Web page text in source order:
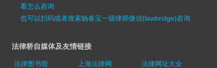
看怎么咨询
也可以扫码或者搜索杨春宝一级律师微信(lawbridge)咨询
法律桥自媒体及友情链接
法律图书馆 上海法律网
法律网址大全